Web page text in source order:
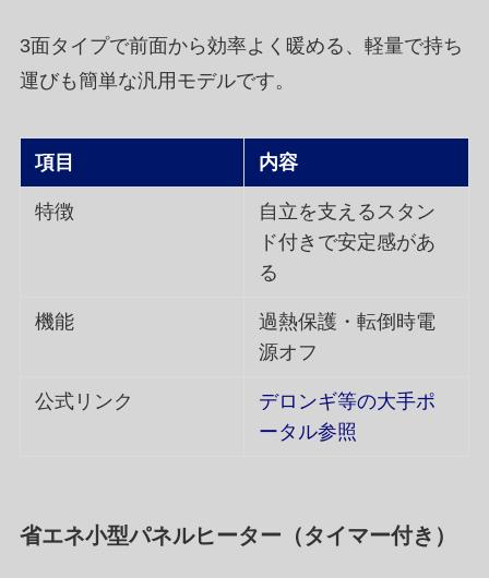
3面タイプで前面から効率よく暖める、軽量で持ち
運びも簡単な汎用モデルです。
項目 内容
特徴
自立を支えるスタン
ド付きで安定感があ
る
機能
過熱保護・転倒時電
源オフ
公式リンク
デロンギ等の大手ポ
ータル参照
省エネ小型パネルヒーター（タイマー付き）